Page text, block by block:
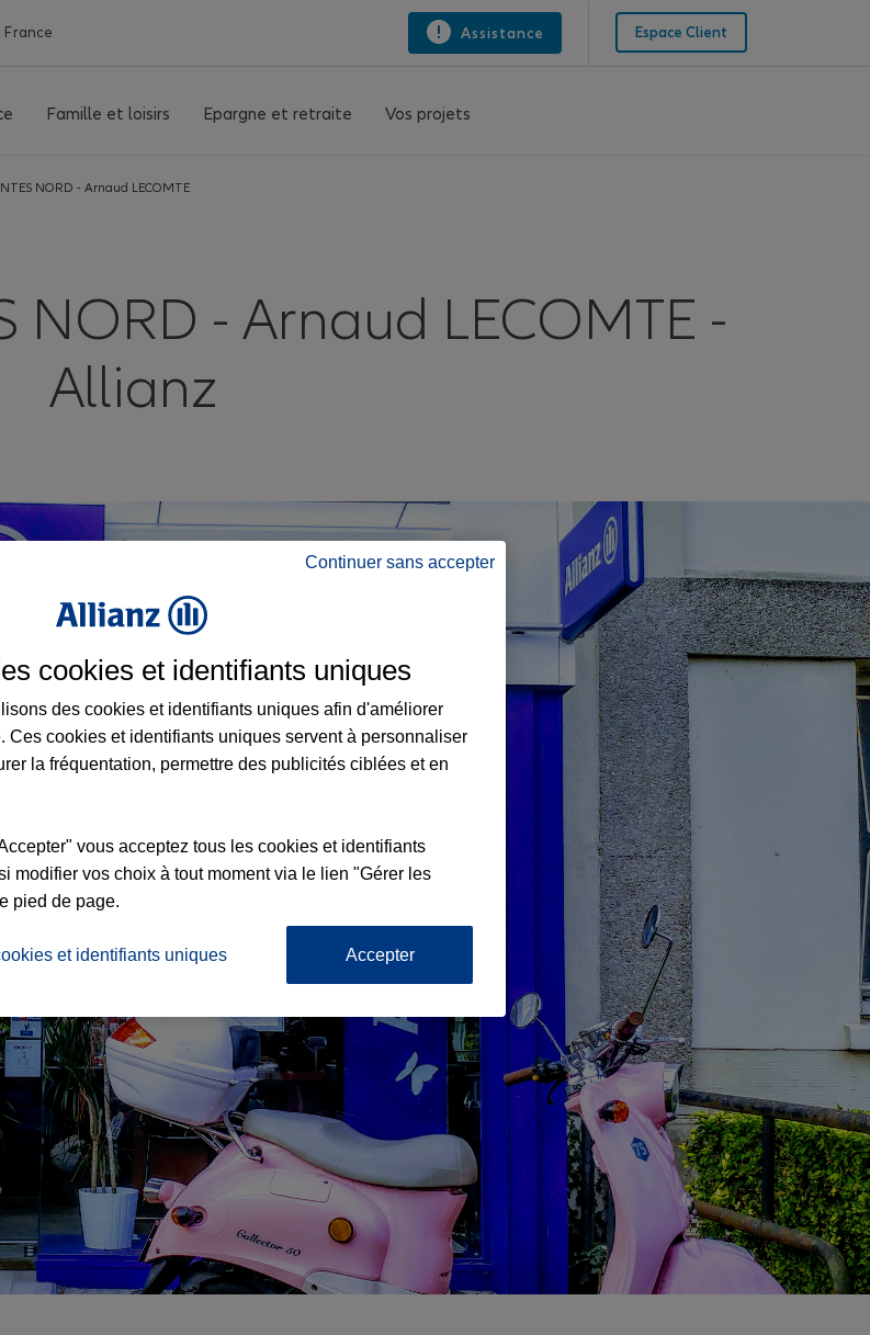
France Assistance Espace Client
Famille et loisirs Epargne et retraite Vos projets
NORD - Arnaud LECOMTE
NORD - Arnaud LECOMTE -
Allianz
Continuer sans accepter
cookies et identifiants uniques
des cookies et identifiants uniques afin d'améliorer
Ces cookies et identifiants uniques servent à personnaliser
la fréquentation, permettre des publicités ciblées et en
vous acceptez tous les cookies et identifiants
modifier vos choix à tout moment via le lien "Gérer les
pied de page.
et identifiants uniques Accepter